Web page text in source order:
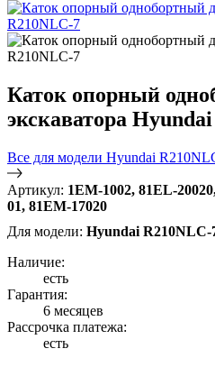
Каток опорный
экскаватора
Все для модели Hyundai
Артикул: 1EM-1002, 81EL-
01, 81EM-17020
Для модели: Hyundai R210NLC-
Наличие:
есть
Гарантия:
6 месяцев
Рассрочка платежа:
есть